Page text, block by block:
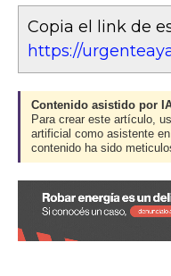
Copia el link de
https://
Contenido asistido por
Para crear este artículo,
artificial como asistente
contenido ha sido